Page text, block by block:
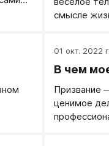
тем, что по
смысле
разбегу
волны?
01 окт. 2022 г.
В чем
Призвание
ценимое